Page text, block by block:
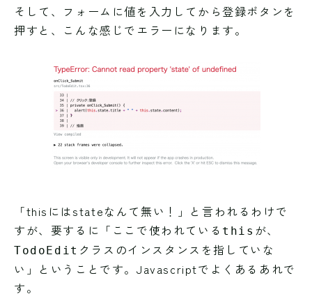
そして、フォームに値を入力してから登録ボタンを
押すと、こんな感じでエラーになります。
「thisにはstateなんて無い！」と言われるわけで
すが、要するに「ここで使われている this が、
TodoEdit クラスのインスタンスを指していな
い」ということです。Javascriptでよくあるあれで
す。